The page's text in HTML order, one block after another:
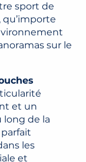
sport de
sur le
et un
de la
les
et